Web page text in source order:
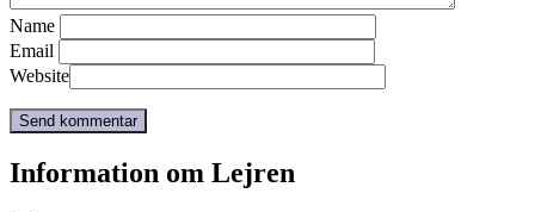
Name
Email
Website
Information om Lejren